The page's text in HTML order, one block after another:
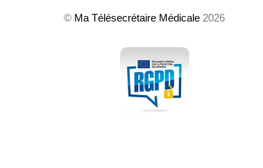
© Ma Télésecrétaire Médicale 2026